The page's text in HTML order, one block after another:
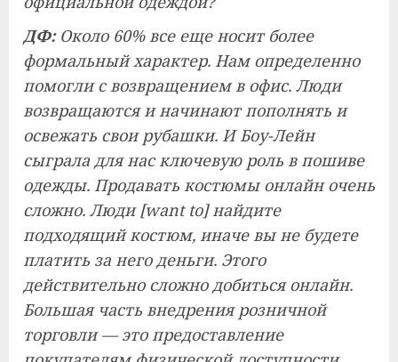
ДФ: Около 60% все еще носит более
формальный характер. Нам определенно
помогли с возвращением в офис. Люди
возвращаются и начинают пополнять и
освежать свои рубашки. И Боу-Лейн
сыграла для нас ключевую роль в пошиве
одежды. Продавать костюмы онлайн очень
сложно. Люди [want to] найдите
подходящий костюм, иначе вы не будете
платить за него деньги. Этого
действительно сложно добиться онлайн.
Большая часть внедрения розничной
торговли — это предоставление